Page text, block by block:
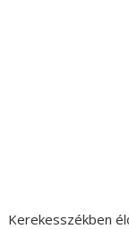
Kerekesszékben